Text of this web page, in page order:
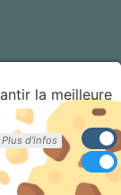
vous à
la meilleure
Plus d'infos